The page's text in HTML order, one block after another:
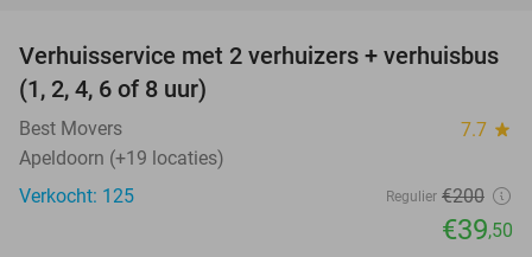
80%
Verhuisservice met 2 verhuizers + verhuisbus
(1, 2, 4, 6 of 8 uur)
Best Movers 7.7 star
Apeldoorn (+19 locaties)
Verkocht: 125
Regulier €200
€39,50